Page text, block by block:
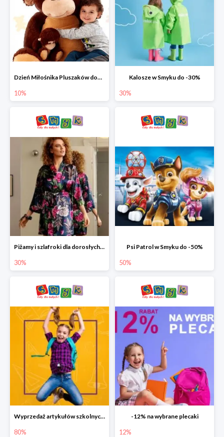
Dzień Miłośnika Pluszaków dodatkowy rabat -10%
10%
Kalosze w Smyku do -30%
30%
Piżamy i szlafroki dla dorosłych w Smyku do -30%
30%
Psi Patrol w Smyku do -50%
50%
Wyprzedaż artykułów szkolnych w Smyku do -80%
80%
-12% na wybrane plecaki
12%